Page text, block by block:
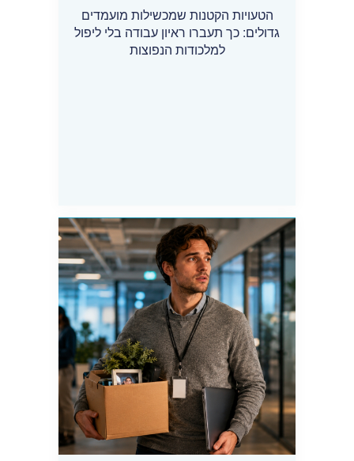
הטעויות הקטנות שמכשילות מועמדים
גדולים: כך תעברו ראיון עבודה בלי ליפול
למלכודות הנפוצות